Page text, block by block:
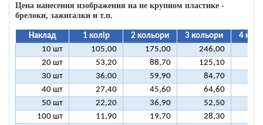
Цена нанесения изображения на не крупном пластике -
брелоки, зажигалки и т.п.
Наклад 1 колір 2 кольори 3 кольори
4
10 шт
105,00 175,00 246,00
20 шт
53,20 88,70 125,10
30 шт
36,00 59,90 84,70
40 шт
27,40 45,60 64,60
50 шт
22,20 36,90 52,50
100 шт
11,90 19,70 28,30